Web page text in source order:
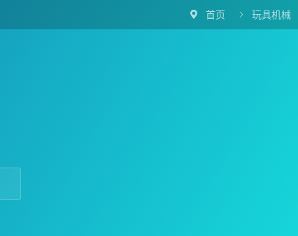
 首页  玩具机械